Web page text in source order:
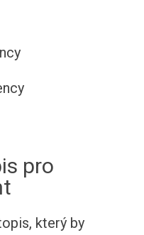
pro
který by